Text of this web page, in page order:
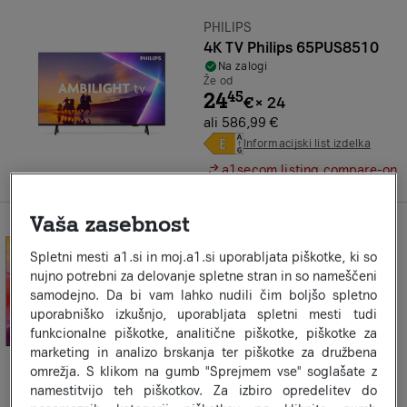
Znamka:
PHILIPS
4K TV Philips 65PUS8510
Na zalogi
Že od
2445€× 24
ali 586,99 €
Informacijski list izdelka
a1secom.listing.compare-on
4K TV Haier H55S80FUX 55"
Na zalogi
Že od
2754€ ×24
ali 660,99 €
Informacijski list izdelka
a1secom.listing.compare-on
Vaša zasebnost
Spletni mesti a1.si in moj.a1.si uporabljata piškotke, ki so
nujno potrebni za delovanje spletne stran in so nameščeni
samodejno. Da bi vam lahko nudili čim boljšo spletno
uporabniško izkušnjo, uporabljata spletni mesti tudi
funkcionalne piškotke, analitične piškotke, piškotke za
marketing in analizo brskanja ter piškotke za družbena
omrežja. S klikom na gumb "Sprejmem vse" soglašate z
namestitvijo teh piškotkov. Za izbiro opredelitev do